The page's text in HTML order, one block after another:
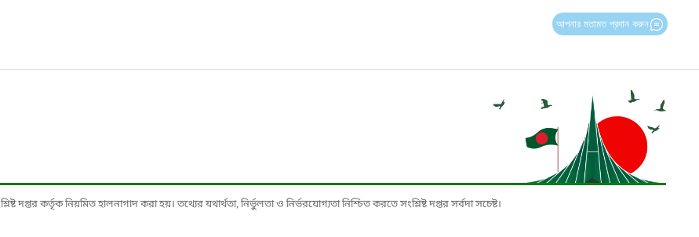
আপনার মতামত প্রদান করুন
দপ্তর কর্তৃক নিয়মিত হালনাগাদ করা হয়। তথ্যের যথার্থতা, নির্ভুলতা ও নির্ভরযোগ্যতা নিশ্চিত করতে সংশ্লিষ্ট দপ্তর সর্বদা সচেষ্ট।